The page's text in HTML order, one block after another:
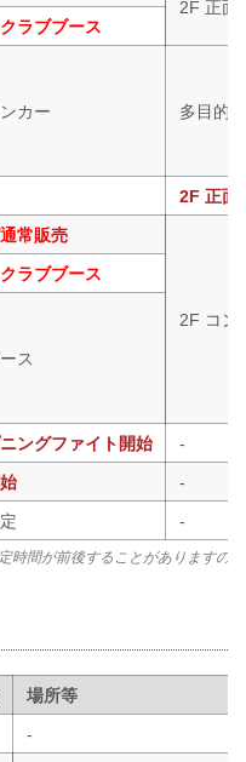
2F 正面
ラブブース
カー 多目的
2F 正面
常販売
2F コン
ラブブース
ス
ングファイト開始
-
-
-
時間が前後することがありますの
場所等
-